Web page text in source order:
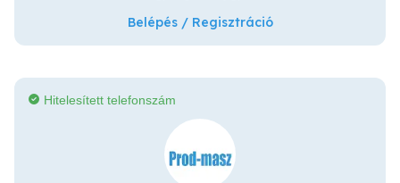
Belépés / Regisztráció
Hitelesített telefonszám